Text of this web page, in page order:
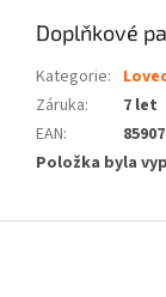
Doplňkové
Kategorie:
Záruka:
7 let
EAN:
Položka byla